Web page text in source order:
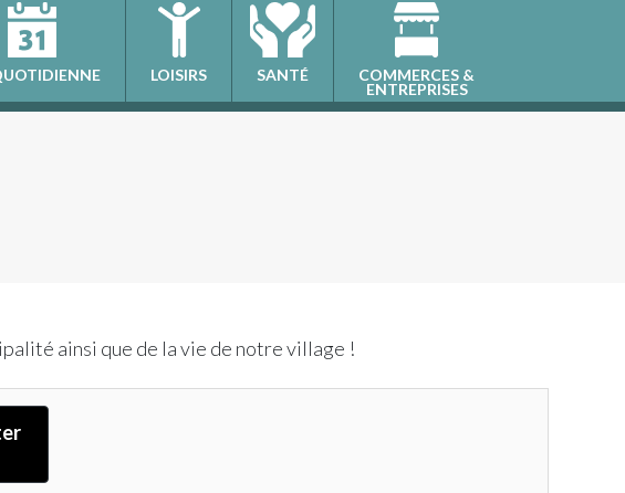
LOISIRS SANTÉ COMMERCES &
ENTREPRISES
ainsi que de la vie de notre village !